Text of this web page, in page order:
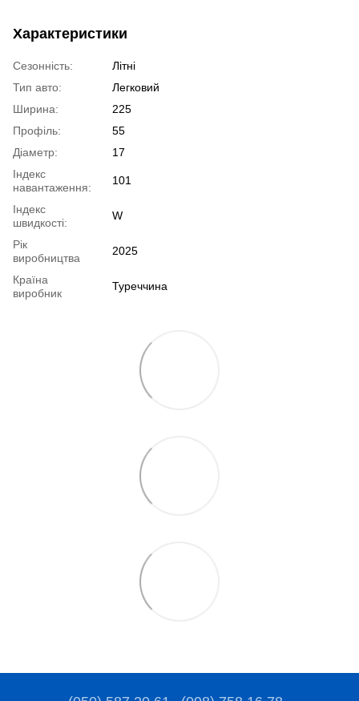
Характеристики
Сезонність:
Літні
Тип авто:
Легковий
Ширина:
225
Профіль:
55
Діаметр:
17
Індекс
навантаження:
101
Індекс
швидкості:
W
Рік
виробництва
2025
Країна
виробник
Туреччина